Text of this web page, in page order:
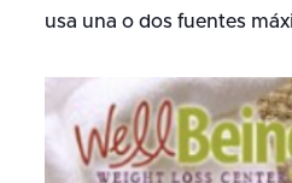
usa una o dos fuentes